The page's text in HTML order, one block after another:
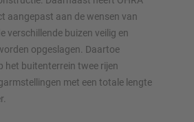
aangepast aan de wensen van
verschillende buizen veilig en
opgeslagen. Daartoe
het buitenterrein twee rijen
met een totale lengte